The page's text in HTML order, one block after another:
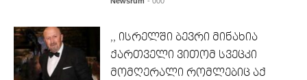
,, ისრელში ბევრი მინახია
ქართველი ვითომ სვეცკი
მომღერალი რომლებიც აქ